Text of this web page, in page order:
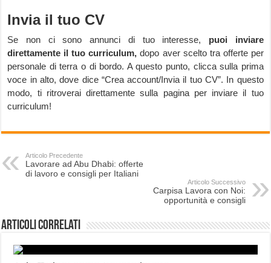
Invia il tuo CV
Se non ci sono annunci di tuo interesse, puoi inviare
direttamente il tuo curriculum, dopo aver scelto tra offerte per
personale di terra o di bordo. A questo punto, clicca sulla prima
voce in alto, dove dice “Crea account/Invia il tuo CV”. In questo
modo, ti ritroverai direttamente sulla pagina per inviare il tuo
curriculum!
Articolo Precedente
Lavorare ad Abu Dhabi: offerte
di lavoro e consigli per Italiani
Articolo Successivo
Carpisa Lavora con Noi:
opportunità e consigli
Articoli correlati